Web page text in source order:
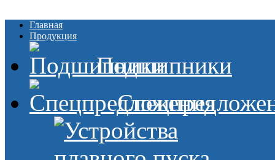
Главная
Продукция
Подшипники